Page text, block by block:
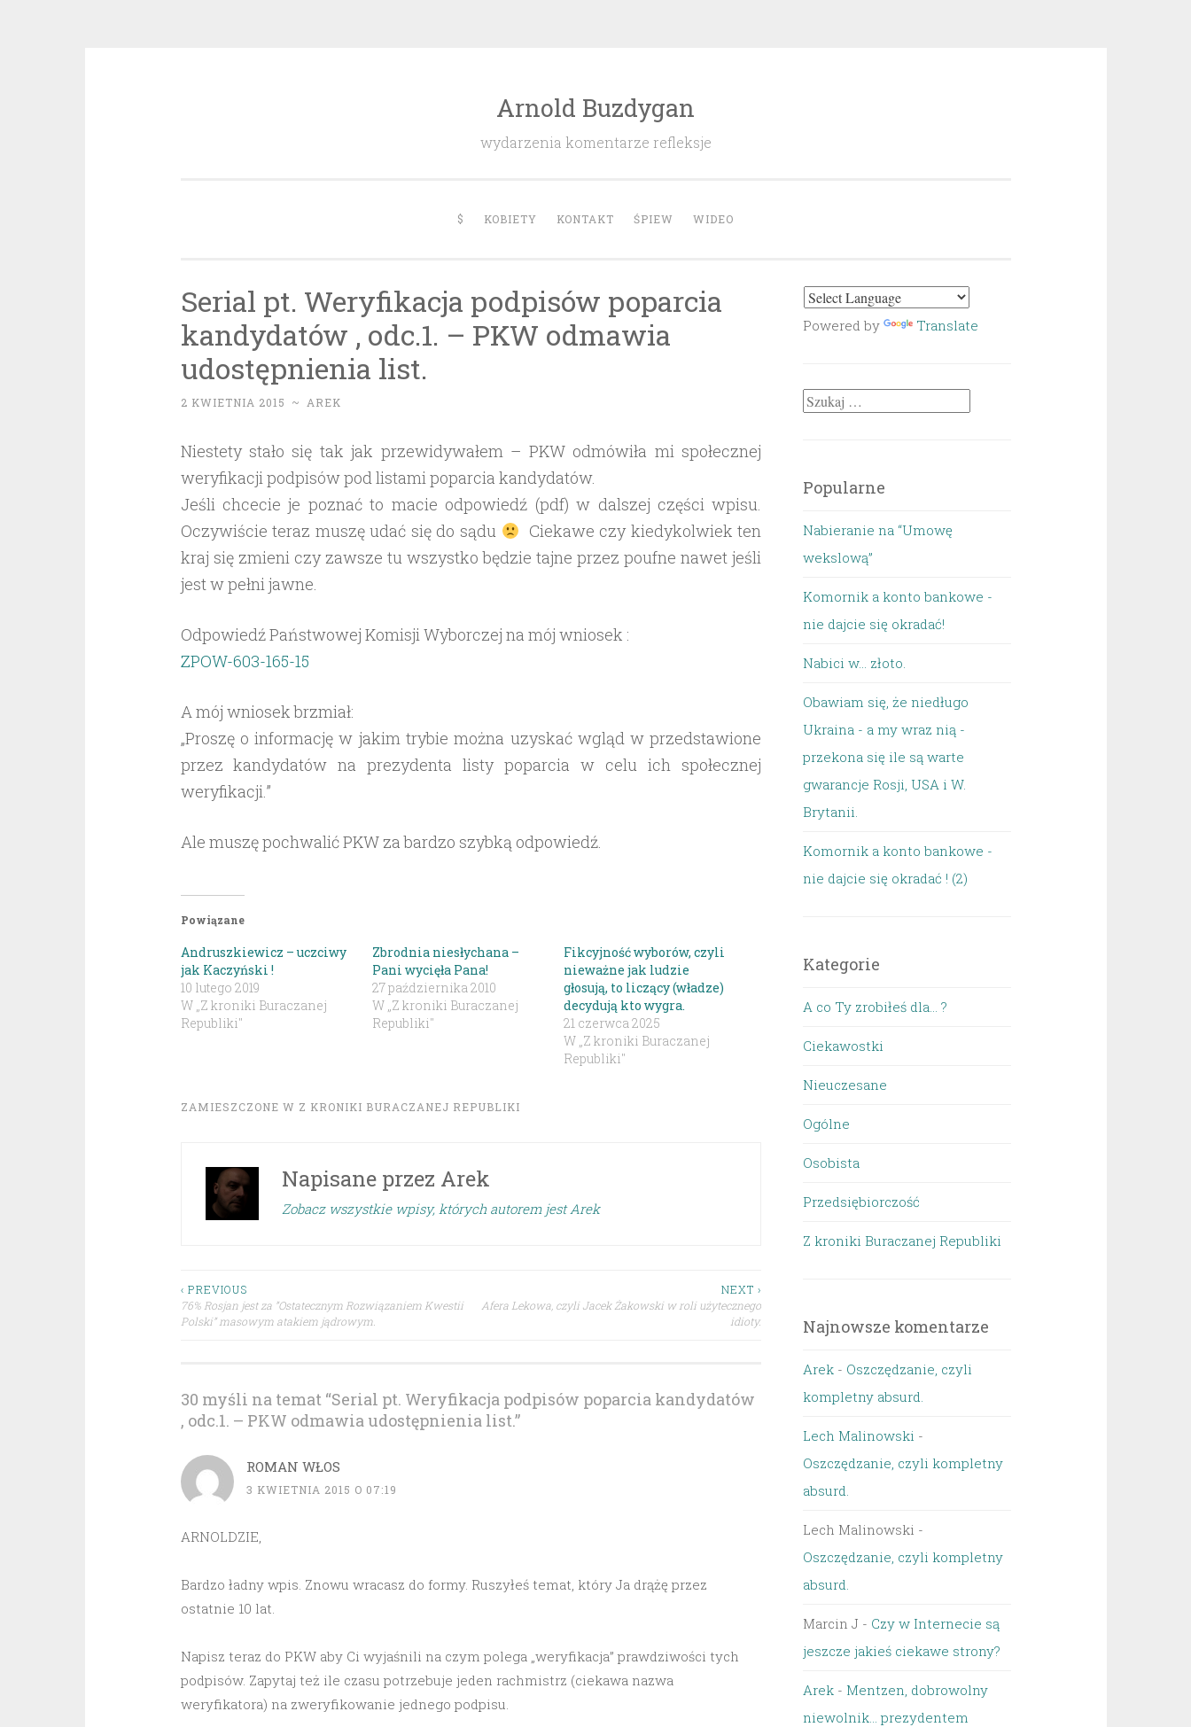
Arnold Buzdygan
wydarzenia komentarze refleksje
$ KOBIETY KONTAKT ŚPIEW WIDEO
Serial pt. Weryfikacja podpisów poparcia
kandydatów , odc.1. – PKW odmawia
udostępnienia list.
2 KWIETNIA 2015 ~ AREK
Niestety stało się tak jak przewidywałem – PKW odmówiła mi społecznej
weryfikacji podpisów pod listami poparcia kandydatów.
Jeśli chcecie je poznać to macie odpowiedź (pdf) w dalszej części wpisu.
Oczywiście teraz muszę udać się do sądu
Ciekawe czy kiedykolwiek ten
kraj się zmieni czy zawsze tu wszystko będzie tajne przez poufne nawet jeśli
jest w pełni jawne.
Odpowiedź Państwowej Komisji Wyborczej na mój wniosek :
ZPOW-603-165-15
A mój wniosek brzmiał:
„Proszę o informację w jakim trybie można uzyskać wgląd w przedstawione
przez kandydatów na prezydenta listy poparcia w celu ich społecznej
weryfikacji.”
Ale muszę pochwalić PKW za bardzo szybką odpowiedź.
Powiązane
Andruszkiewicz – uczciwy
jak Kaczyński !
10 lutego 2019
W „Z kroniki Buraczanej
Republiki"
Zbrodnia niesłychana –
Pani wycięła Pana!
27 października 2010
W „Z kroniki Buraczanej
Republiki"
Fikcyjność wyborów, czyli
nieważne jak ludzie
głosują, to liczący (władze)
decydują kto wygra.
21 czerwca 2025
W „Z kroniki Buraczanej
Republiki"
ZAMIESZCZONE W Z KRONIKI BURACZANEJ REPUBLIKI
Napisane przez Arek
Zobacz wszystkie wpisy, których autorem jest Arek
Nawigacja
wpisu
‹ PREVIOUS
76% Rosjan jest za ”Ostatecznym Rozwiązaniem Kwestii
Polski” masowym atakiem jądrowym.
NEXT ›
Afera Lekowa, czyli Jacek Żakowski w roli użytecznego
idioty.
30 myśli na temat “Serial pt. Weryfikacja podpisów poparcia kandydatów
, odc.1. – PKW odmawia udostępnienia list.”
ROMAN WŁOS
3 KWIETNIA 2015 O 07:19
ARNOLDZIE,
Bardzo ładny wpis. Znowu wracasz do formy. Ruszyłeś temat, który Ja drążę przez
ostatnie 10 lat.
Napisz teraz do PKW aby Ci wyjaśnili na czym polega „weryfikacja” prawdziwości tych
podpisów. Zapytaj też ile czasu potrzebuje jeden rachmistrz (ciekawa nazwa
weryfikatora) na zweryfikowanie jednego podpisu.
Powered by Translate
Szukaj:
Popularne
Nabieranie na “Umowę
wekslową”
Komornik a konto bankowe -
nie dajcie się okradać!
Nabici w... złoto.
Obawiam się, że niedługo
Ukraina - a my wraz nią -
przekona się ile są warte
gwarancje Rosji, USA i W.
Brytanii.
Komornik a konto bankowe -
nie dajcie się okradać ! (2)
Kategorie
A co Ty zrobiłeś dla… ?
Ciekawostki
Nieuczesane
Ogólne
Osobista
Przedsiębiorczość
Z kroniki Buraczanej Republiki
Najnowsze komentarze
Arek - Oszczędzanie, czyli
kompletny absurd.
Lech Malinowski -
Oszczędzanie, czyli kompletny
absurd.
Lech Malinowski -
Oszczędzanie, czyli kompletny
absurd.
Marcin J - Czy w Internecie są
jeszcze jakieś ciekawe strony?
Arek - Mentzen, dobrowolny
niewolnik… prezydentem